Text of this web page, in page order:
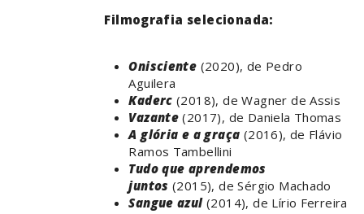
Filmografia selecionada:
Onisciente (2020), de Pedro
Aguilera
Kaderc(2018), de Wagner de Assis
Vazante(2017), de Daniela Thomas
A glória e a graça (2016), de Flávio
Ramos Tambellini
Tudo que aprendemos
juntos (2015), de Sérgio Machado
Sangue azul(2014), de Lírio Ferreira